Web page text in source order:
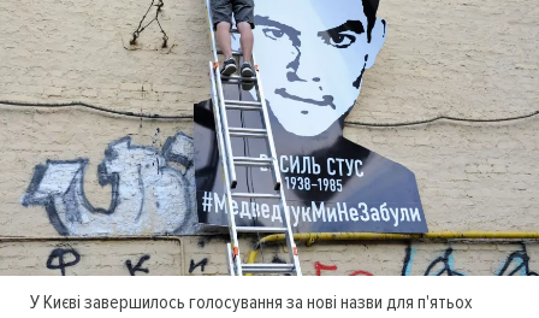
У Києві завершилось голосування за нові назви для п'ятьох